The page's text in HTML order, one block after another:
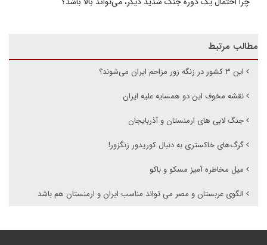
مطالب مرتبط
این ۳ کشور در زنگه زور مزاحم ایران می‌شوند؟
نقشه مخوف این دو همسایه علیه ایران
جنگ لابی های ارمنستان و آذربایجان
گرگ‌های خاکستری به دنبال کوریدور زنگزور!
میل مخاطره آمیز مسکو و باکو
الگوی عربستان و مصر می تواند مناسب ایران و ارمنستان هم باشد